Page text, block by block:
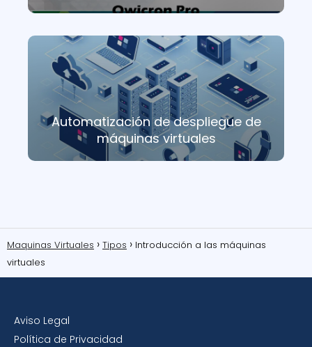
Automatización de despliegue de
máquinas virtuales
Maquinas Virtuales Tipos
Introducción a las máquinas
virtuales
Aviso Legal
Política de Privacidad